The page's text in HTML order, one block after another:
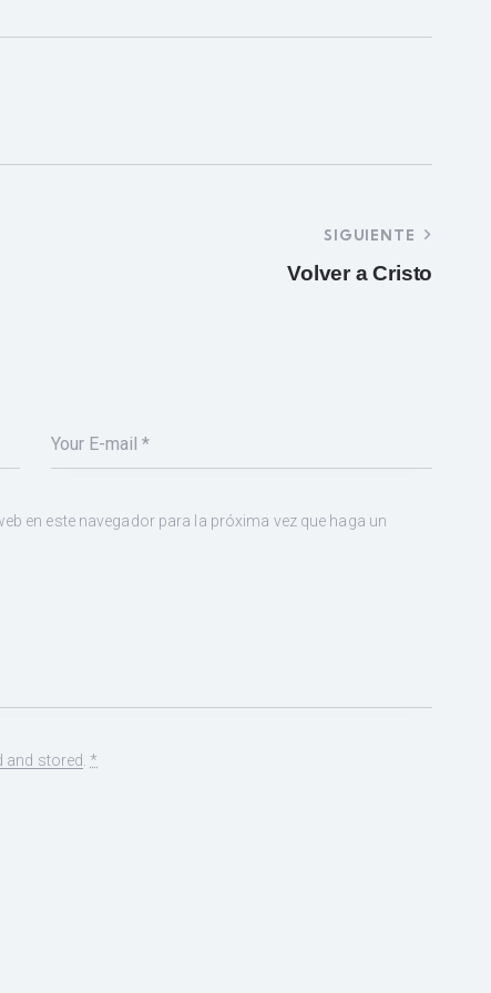
SIGUIENTE
Volver a Cristo
en este navegador para la próxima vez que haga un
and stored *